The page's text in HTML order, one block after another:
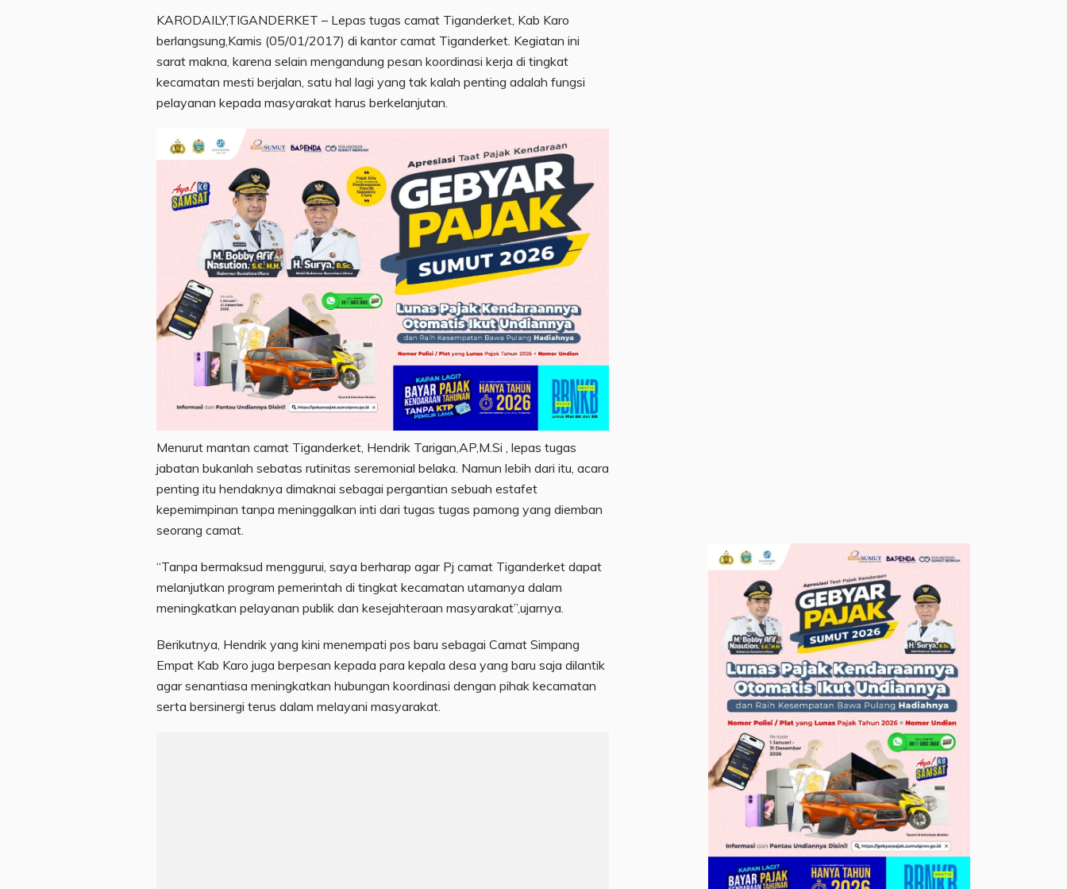
KARODAILY,TIGANDERKET – Lepas tugas camat Tiganderket, Kab Karo
berlangsung,Kamis (05/01/2017) di kantor camat Tiganderket. Kegiatan ini
sarat makna, karena selain mengandung pesan koordinasi kerja di tingkat
kecamatan mesti berjalan, satu hal lagi yang tak kalah penting adalah fungsi
pelayanan kepada masyarakat harus berkelanjutan.
Menurut mantan camat Tiganderket, Hendrik Tarigan,AP,M.Si , lepas tugas
jabatan bukanlah sebatas rutinitas seremonial belaka. Namun lebih dari itu, acara
penting itu hendaknya dimaknai sebagai pergantian sebuah estafet
kepemimpinan tanpa meninggalkan inti dari tugas tugas pamong yang diemban
seorang camat.
“Tanpa bermaksud menggurui, saya berharap agar Pj camat Tiganderket dapat
melanjutkan program pemerintah di tingkat kecamatan utamanya dalam
meningkatkan pelayanan publik dan kesejahteraan masyarakat”,ujarnya.
Berikutnya, Hendrik yang kini menempati pos baru sebagai Camat Simpang
Empat Kab Karo juga berpesan kepada para kepala desa yang baru saja dilantik
agar senantiasa meningkatkan hubungan koordinasi dengan pihak kecamatan
serta bersinergi terus dalam melayani masyarakat.